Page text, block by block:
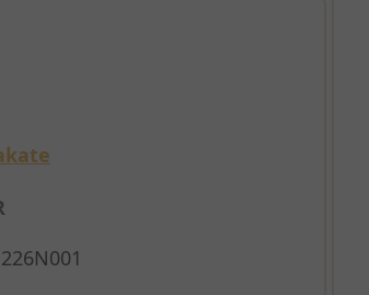
226N001